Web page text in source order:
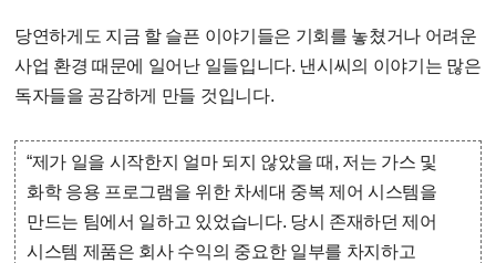
당연하게도 지금 할 슬픈 이야기들은 기회를 놓쳤거나 어려운
사업 환경 때문에 일어난 일들입니다. 낸시씨의 이야기는 많은
독자들을 공감하게 만들 것입니다.
“제가 일을 시작한지 얼마 되지 않았을 때, 저는 가스 및
화학 응용 프로그램을 위한 차세대 중복 제어 시스템을
만드는 팀에서 일하고 있었습니다. 당시 존재하던 제어
시스템 제품은 회사 수익의 중요한 일부를 차지하고